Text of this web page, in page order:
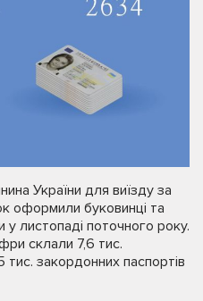
України для виїзду за
оформили буковинці та
у листопаді поточного року.
склали 7,6 тис.
тис. закордонних паспортів